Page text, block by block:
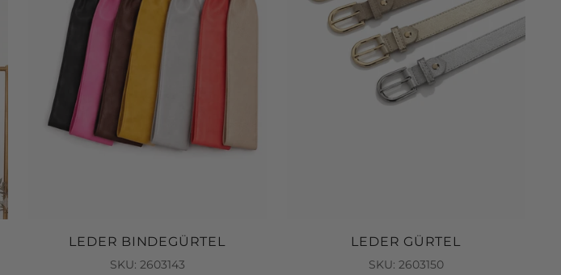
LEDER BINDEGÜRTEL
SKU: 2603143
LEDER GÜRTEL
SKU: 2603150